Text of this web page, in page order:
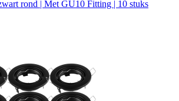
rond | Met GU10 Fitting | 10 stuks